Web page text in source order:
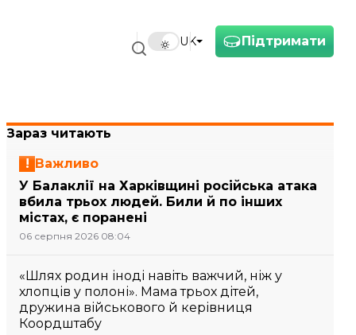
Підтримати
UK
Зараз читають
Важливо
У Балаклії на Харківщині російська атака
вбила трьох людей. Били й по інших
містах, є поранені
06 серпня 2026 08:04
«Шлях родин іноді навіть важчий, ніж у
хлопців у полоні». Мама трьох дітей,
дружина військового й керівниця
Коордштабу